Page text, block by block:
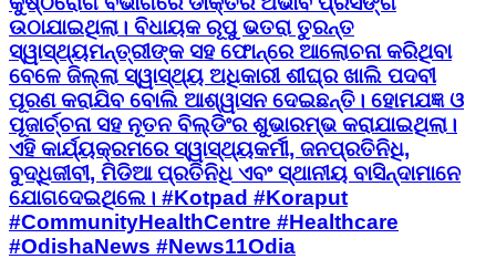
ଉଠାଯାଇଥିଲା। ବିଧାୟକ ରୂପୁ ଭତରା ତୁରନ୍ତ
ସ୍ୱାସ୍ଥ୍ୟମନ୍ତ୍ରୀଙ୍କ ସହ ଫୋନ୍‌ରେ ଆଲୋଚନା କରିଥିବା
ବେଳେ ଜିଲ୍ଲା ସ୍ୱାସ୍ଥ୍ୟ ଅଧିକାରୀ ଶୀଘ୍ର ଖାଲି ପଦବୀ
ପୂରଣ କରାଯିବ ବୋଲି ଆଶ୍ୱାସନ ଦେଇଛନ୍ତି। ହୋମଯଜ୍ଞ ଓ
ପୂଜାର୍ଚ୍ଚନା ସହ ନୂତନ ବିଲ୍ଡିଂର ଶୁଭାରମ୍ଭ କରାଯାଇଥିଲା।
ଏହି କାର୍ଯ୍ୟକ୍ରମରେ ସ୍ୱାସ୍ଥ୍ୟକର୍ମୀ, ଜନପ୍ରତିନିଧି,
ବୁଦ୍ଧିଜୀବୀ, ମିଡିଆ ପ୍ରତିନିଧି ଏବଂ ସ୍ଥାନୀୟ ବାସିନ୍ଦାମାନେ
ଯୋଗଦେଇଥିଲେ। #Kotpad #Koraput
#CommunityHealthCentre #Healthcare
#OdishaNews #News11Odia